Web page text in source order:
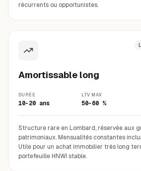
récurrents ou opportunistes.
Amortissable long
DURÉE
10-20 ans
LTV MAX
50-60 %
Structure rare en Lombard, réservée aux
patrimoniaux. Mensualités constantes
Utile pour un achat immobilier très long
portefeuille HNWI stable.